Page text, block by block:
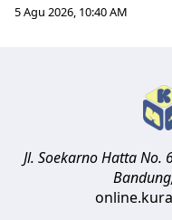
5 Agu 2026, 10:40 AM
Jl. Soekarno Hatta No.
Bandung